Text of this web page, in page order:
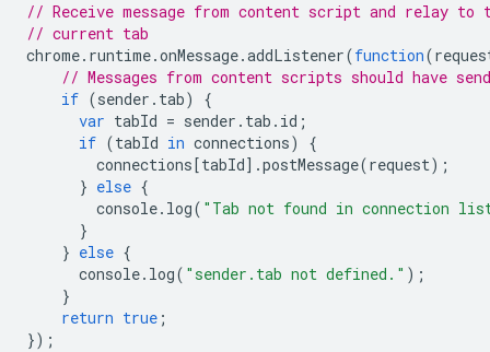
// Receive message from content script and relay to
// current tab
chrome. runtime.onMessage.addListener(function(
// Messages from content scripts should have
if (sender . tab)
{
var tabId = sender . tab . id ;
if (tabId in connections)
{
connections [tabId].postMessage(request);
} else {
console. log( "Tab not found in connection
}
} else {
console. log( "sender.tab not defined." );
}
return true ;
});